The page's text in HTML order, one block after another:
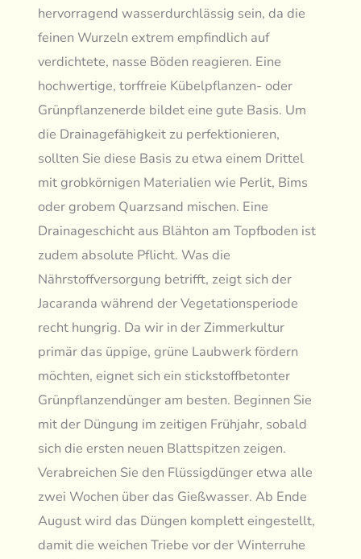
hervorragend wasserdurchlässig sein, da die
feinen Wurzeln extrem empfindlich auf
verdichtete, nasse Böden reagieren. Eine
hochwertige, torffreie Kübelpflanzen- oder
Grünpflanzenerde bildet eine gute Basis. Um
die Drainagefähigkeit zu perfektionieren,
sollten Sie diese Basis zu etwa einem Drittel
mit grobkörnigen Materialien wie Perlit, Bims
oder grobem Quarzsand mischen. Eine
Drainageschicht aus Blähton am Topfboden ist
zudem absolute Pflicht. Was die
Nährstoffversorgung betrifft, zeigt sich der
Jacaranda während der Vegetationsperiode
recht hungrig. Da wir in der Zimmerkultur
primär das üppige, grüne Laubwerk fördern
möchten, eignet sich ein stickstoffbetonter
Grünpflanzendünger am besten. Beginnen Sie
mit der Düngung im zeitigen Frühjahr, sobald
sich die ersten neuen Blattspitzen zeigen.
Verabreichen Sie den Flüssigdünger etwa alle
zwei Wochen über das Gießwasser. Ab Ende
August wird das Düngen komplett eingestellt,
damit die weichen Triebe vor der Winterruhe